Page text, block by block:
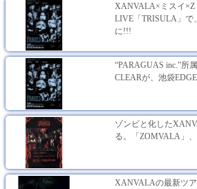
XANVALA×ミスイ×Z
LIVE「TRISULA」で
に!!!
“PARAGUAS inc.”所
CLEARが、池袋
ゾンビと化した
る。「ZOMVALA」
XANVALAの最新ツ